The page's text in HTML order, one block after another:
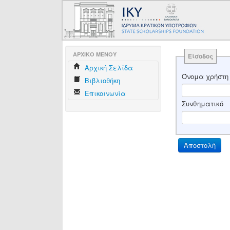
AΡΧΙΚΟ ΜΕΝΟΥ
Aρχική Σελίδα
Βιβλιοθήκη
Επικοινωνία
Είσοδος
Όνομα χρήστη
Συνθηματικό